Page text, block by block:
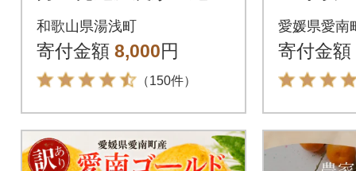
完熟有田みかん 3kg
サイズ混合
和歌山県湯浅町
寄付金額 8,000円
（150件）
ズ以上)
ーム 愛
愛媛県愛南
寄付金額